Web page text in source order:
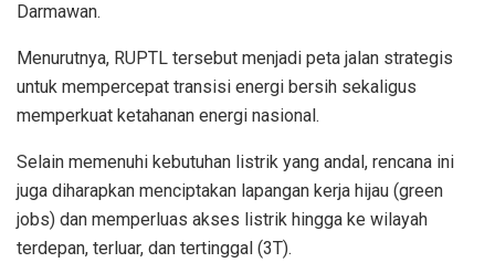
Darmawan.
Menurutnya, RUPTL tersebut menjadi peta jalan strategis
untuk mempercepat transisi energi bersih sekaligus
memperkuat ketahanan energi nasional.
Selain memenuhi kebutuhan listrik yang andal, rencana ini
juga diharapkan menciptakan lapangan kerja hijau (green
jobs) dan memperluas akses listrik hingga ke wilayah
terdepan, terluar, dan tertinggal (3T).